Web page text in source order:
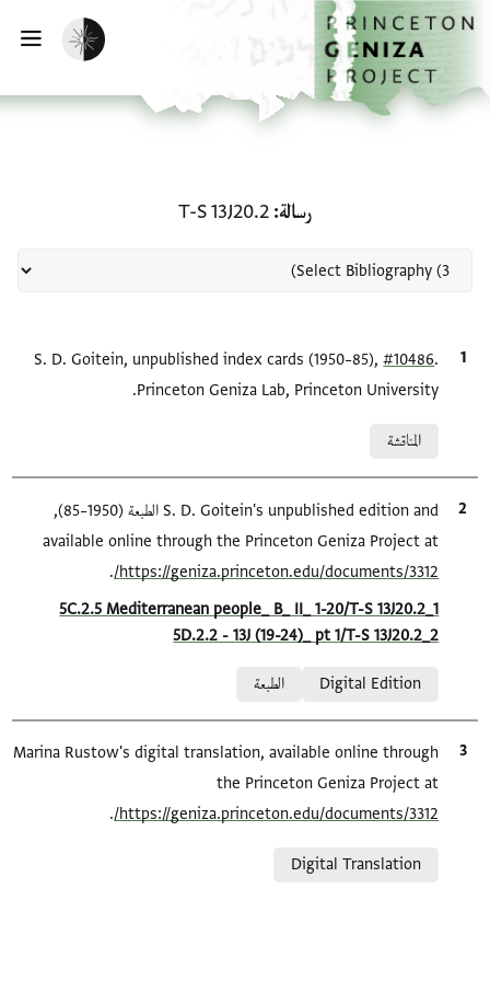
إلى المحتوى الرئيسي
الرئيسية
تفعيل الوضع المظلم
رسالة T-S 13J20.2
الاقتباس المرجعيS. D. Goitein, unpublished index cards (1950–85),#10486
Princeton Geniza Lab, Princeton University.
المناقشة
الاقتباس المرجعي
S. D. Goitein's unpublished edition and الطبعة (1950–85),
available online through the Princeton Geniza Project at
https://geniza.princeton.edu/documents/3312/
.
Location in source
5C.2.5 Mediterranean people_ B_ II_ 1-20/T-S 13J20.2_1
5D.2.2 - 13J (19-24)_ pt 1/T-S 13J20.2_2
Digital Edition
الطبعة
الاقتباس المرجعي
Marina Rustow's digital translation, available online through
the Princeton Geniza Project at
https://geniza.princeton.edu/documents/3312/
.
Digital Translation